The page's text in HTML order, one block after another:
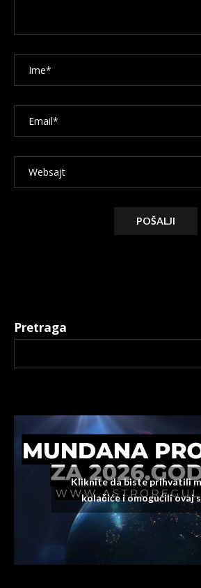
Pretraga
Kliknite da biste prihvatili
kolačiće i omogućili ovaj